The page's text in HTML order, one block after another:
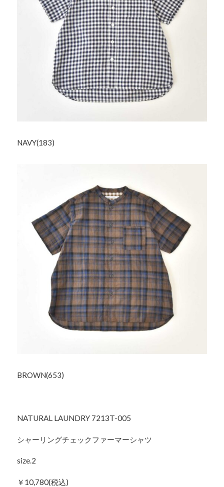
NAVY(183)
BROWN(653)
NATURAL LAUNDRY 7213T-005
シャーリングチェックファーマーシャツ
size.2
￥10,780(税込)